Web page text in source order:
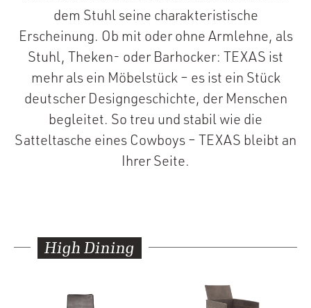
dem Stuhl seine charakteristische
Erscheinung. Ob mit oder ohne Armlehne, als
Stuhl, Theken- oder Barhocker: TEXAS ist
mehr als ein Möbelstück – es ist ein Stück
deutscher Designgeschichte, der Menschen
begleitet. So treu und stabil wie die
Satteltasche eines Cowboys – TEXAS bleibt an
Ihrer Seite.
High Dining